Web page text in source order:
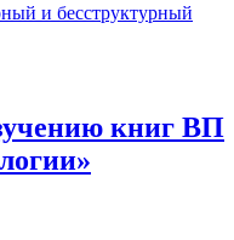
и бесструктурный
книг ВП